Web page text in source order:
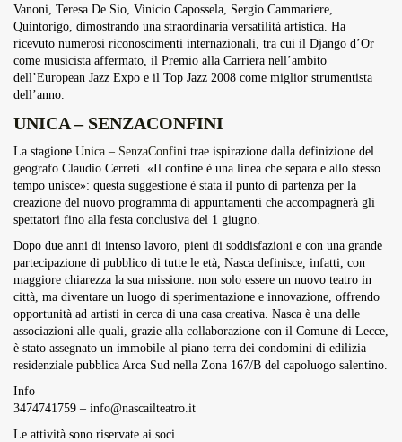
Vanoni, Teresa De Sio, Vinicio Capossela, Sergio Cammariere,
Quintorigo, dimostrando una straordinaria versatilità artistica. Ha
ricevuto numerosi riconoscimenti internazionali, tra cui il Django d’Or
come musicista affermato, il Premio alla Carriera nell’ambito
dell’European Jazz Expo e il Top Jazz 2008 come miglior strumentista
dell’anno.
UNICA – SENZACONFINI
La stagione Unica – SenzaConfini trae ispirazione dalla definizione del
geografo Claudio Cerreti. «Il confine è una linea che separa e allo stesso
tempo unisce»: questa suggestione è stata il punto di partenza per la
creazione del nuovo programma di appuntamenti che accompagnerà gli
spettatori fino alla festa conclusiva del 1 giugno.
Dopo due anni di intenso lavoro, pieni di soddisfazioni e con una grande
partecipazione di pubblico di tutte le età, Nasca definisce, infatti, con
maggiore chiarezza la sua missione: non solo essere un nuovo teatro in
città, ma diventare un luogo di sperimentazione e innovazione, offrendo
opportunità ad artisti in cerca di una casa creativa. Nasca è una delle
associazioni alle quali, grazie alla collaborazione con il Comune di Lecce,
è stato assegnato un immobile al piano terra dei condomini di edilizia
residenziale pubblica Arca Sud nella Zona 167/B del capoluogo salentino.
Info
3474741759 – info@nascailteatro.it
Le attività sono riservate ai soci